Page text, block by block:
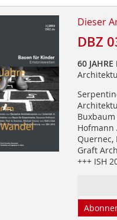
Dieser
DBZ
60 JAHRE
Hofmann
Quernec,
Graft
+++ ISH